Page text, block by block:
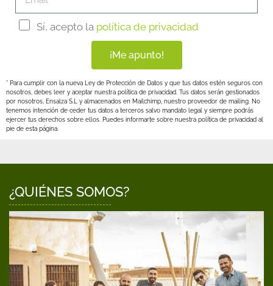
Sí, acepto la política de privacidad
¡Me apunto!
* Para cumplir con la nueva Ley de Protección de Datos y que tus datos estén seguros con
nosotros, debes leer y aceptar nuestra política de privacidad. Tus datos serán gestionados
por nosotros, Ensalza S.L y almacenados en Mailchimp, nuestro proveedor de mailing. No
tenemos intención de ceder tus datos a terceros salvo mandato legal y siempre podrás
ejercer tus derechos sobre ellos. Puedes informarte sobre nuestra política de privacidad al
pie de esta página.
¿QUIÉNES SOMOS?